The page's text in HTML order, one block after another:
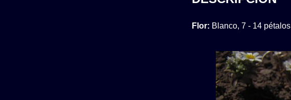
Flor: Blanco, 7 - 14 pétalos